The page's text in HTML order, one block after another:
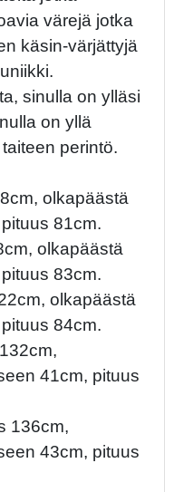
värejä jotka
käsin-värjättyjä
sinulla on ylläsi
on yllä
perintö.
olkapäästä
81cm.
olkapäästä
83cm.
olkapäästä
84cm.
41cm, pituus
136cm,
43cm, pituus